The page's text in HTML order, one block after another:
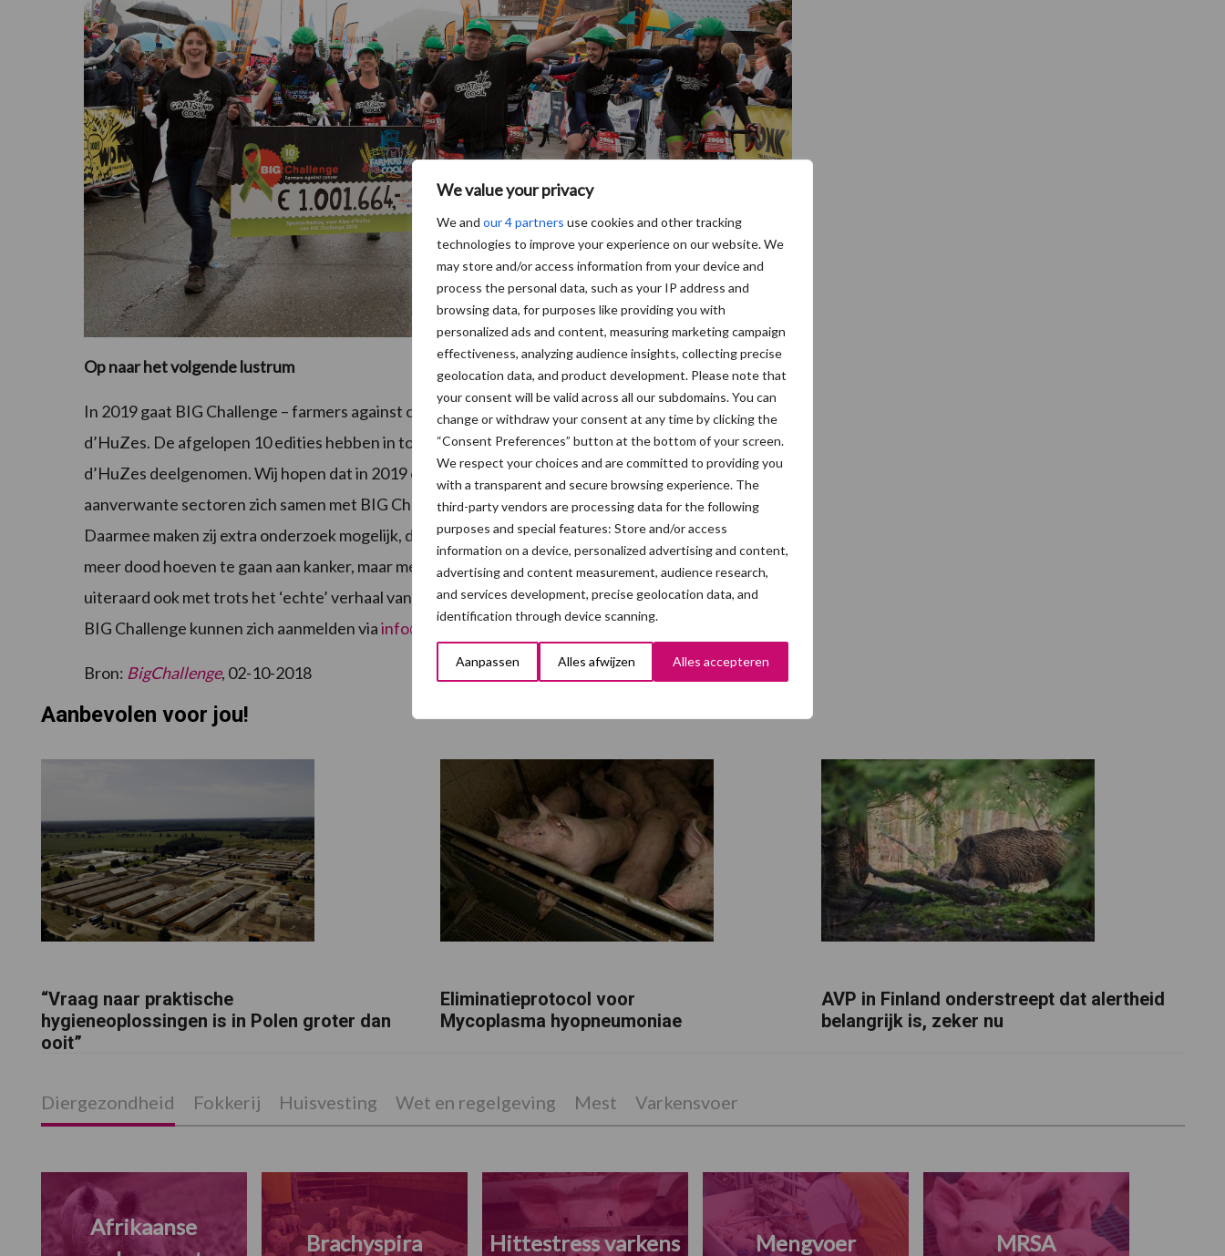
We value your privacy
We and our 4 partners use cookies and other tracking
technologies to improve your experience on our website. We
may store and/or access information from your device and
process the personal data, such as your IP address and
browsing data, for purposes like providing you with
personalized ads and content, measuring marketing campaign
effectiveness, analyzing audience insights, collecting precise
geolocation data, and product development. Please note that
your consent will be valid across all our subdomains. You can
change or withdraw your consent at any time by clicking the
“Consent Preferences” button at the bottom of your screen.
We respect your choices and are committed to providing you
with a transparent and secure browsing experience. The
third-party vendors are processing data for the following
purposes and special features: Store and/or access
information on a device, personalized advertising and content,
advertising and content measurement, audience research,
and services development, precise geolocation data, and
identification through device scanning.
Aanpassen Alles afwijzen Alles accepteren
Op naar het volgende lustrum
In 2019 gaat BIG Challenge – farmers against cancer – voor de 11 e
keer deelnemen aan Alpe
d’HuZes. De afgelopen 10 edities hebben in totaal al ruim 1.500 mensen met BIG Challenge aan Alpe
d’HuZes deelgenomen. Wij hopen dat in 2019 opnieuw veel mensen uit de agrarische en
aanverwante sectoren zich samen met BIG Challenge voor KWF Kankerbestrijding willen inzetten.
Daarmee maken zij extra onderzoek mogelijk, dat er voor kan zorgen dat mensen op termijn niet
meer dood hoeven te gaan aan kanker, maar met kanker oud kunnen worden. Bij al die acties wordt
uiteraard ook met trots het ‘echte’ verhaal van de agrarische sector verteld. Belangstellenden voor
BIG Challenge kunnen zich aanmelden viainfo@bigchallenge.eu.
Bron: BigChallenge, 02-10-2018
Aanbevolen voor jou!
“Vraag naar praktische
hygieneoplossingen is in Polen groter dan
ooit”
Eliminatieprotocol voor
Mycoplasma hyopneumoniae
AVP in Finland onderstreept dat alertheid
belangrijk is, zeker nu
Diergezondheid Fokkerij Huisvesting Wet en regelgeving Mest Varkensvoer
Afrikaanse
Brachyspira Hittestress varkens Mengvoer MRSA